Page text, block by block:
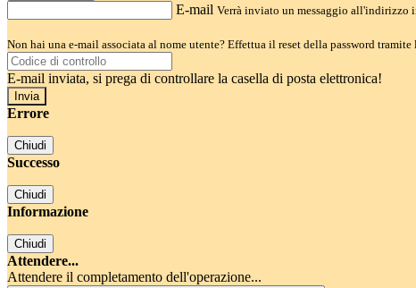
E-mail Verrà inviato un messaggio all'indirizzo
Non hai una e-mail associata al nome utente? Effettua il reset della password tramite
E-mail inviata, si prega di controllare la casella di posta elettronica!
Errore
Chiudi
Successo
Chiudi
Informazione
Chiudi
Attendere...
Attendere il completamento dell'operazione...